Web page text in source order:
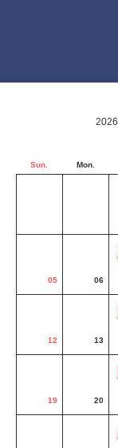
Sun. Mon.
05 06
12 13
19 20